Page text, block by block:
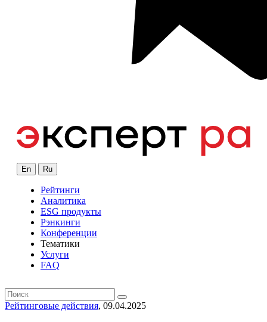
En Ru
Рейтинги
Аналитика
ESG продукты
Рэнкинги
Конференции
Тематики
Услуги
FAQ
Рейтинговые действия, 09.04.2025